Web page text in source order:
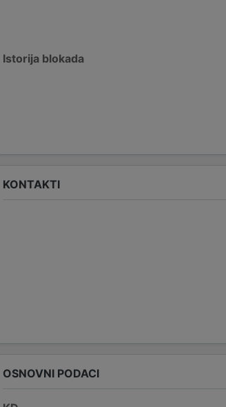
Istorija blokada
KONTAKTI
OSNOVNI PODACI